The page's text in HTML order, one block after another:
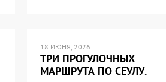
18 ИЮНЯ, 2026
ТРИ ПРОГУЛОЧНЫХ
МАРШРУТА ПО СЕУЛУ.